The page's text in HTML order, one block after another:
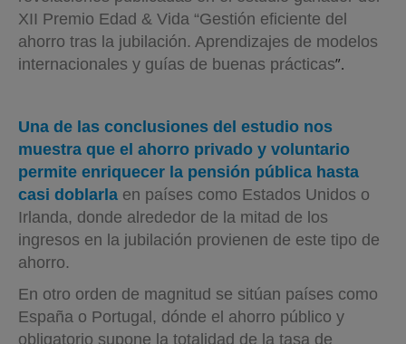
XII Premio Edad & Vida “Gestión eficiente del
ahorro tras la jubilación. Aprendizajes de modelos
internacionales y guías de buenas prácticas”.
Una de las conclusiones del estudio nos
muestra que el ahorro privado y voluntario
permite enriquecer la pensión pública hasta
casi doblarla en países como Estados Unidos o
Irlanda, donde alrededor de la mitad de los
ingresos en la jubilación provienen de este tipo de
ahorro.
En otro orden de magnitud se sitúan países como
España o Portugal, dónde el ahorro público y
obligatorio supone la totalidad de la tasa de